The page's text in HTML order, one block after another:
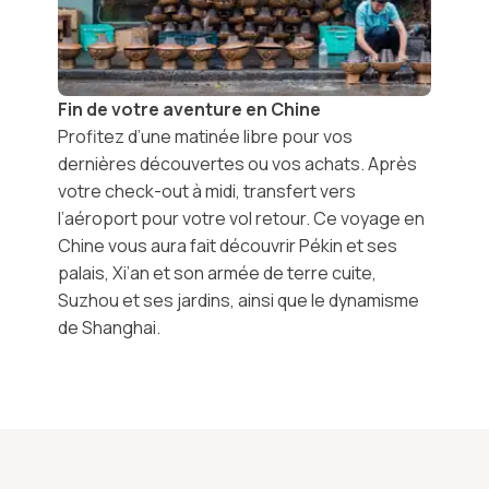
Fin de votre aventure en Chine
Profitez d’une matinée libre pour vos
dernières découvertes ou vos achats. Après
votre check-out à midi, transfert vers
l’aéroport pour votre vol retour. Ce voyage en
Chinevous aura fait découvrir Pékin et ses
palais, Xi’an et son armée de terre cuite,
Suzhou et ses jardins, ainsi que le dynamisme
de Shanghai.